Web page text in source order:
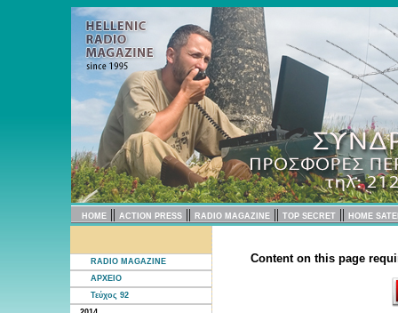
HOME || ACTION PRESS || RADIO MAGAZINE || TOP SECRET || HOME
RADIO MAGAZINE
ΑΡΧΕΙΟ
Τεύχος 92
Content on this page